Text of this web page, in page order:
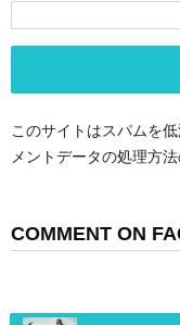
このサイトはスパムを
メントデータの処理方
COMMENT ON